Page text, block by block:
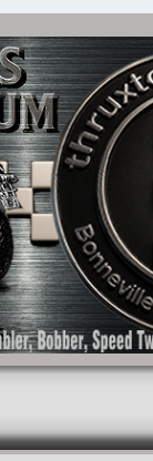
für die New